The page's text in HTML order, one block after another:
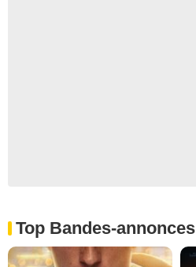
Top Bandes-annonces